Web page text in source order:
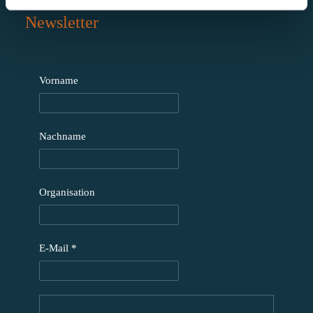
Newsletter
Vorname
Nachname
Organisation
E-Mail *